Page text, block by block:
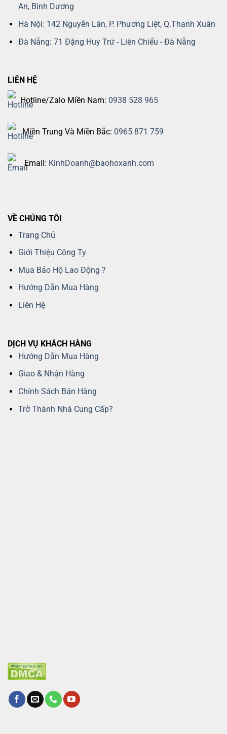
An, Bình Dương
Hà Nội: 142 Nguyễn Lân, P. Phương Liệt, Q.Thanh Xuân
Đà Nẵng: 71 Đặng Huy Trứ - Liên Chiểu - Đà Nẵng
LIÊN HỆ
Hotline/Zalo Miền Nam: 0938 528 965
Miền Trung Và Miền Bắc: 0965 871 759
Email: KinhDoanh@baohoxanh.com
VỀ CHÚNG TÔI
Trang Chủ
Giới Thiệu Công Ty
Mua Bảo Hộ Lao Động ?
Hướng Dẫn Mua Hàng
Liên Hệ
DỊCH VỤ KHÁCH HÀNG
Hướng Dẫn Mua Hàng
Giao & Nhận Hàng
Chính Sách Bán Hàng
Trở Thành Nhà Cung Cấp?